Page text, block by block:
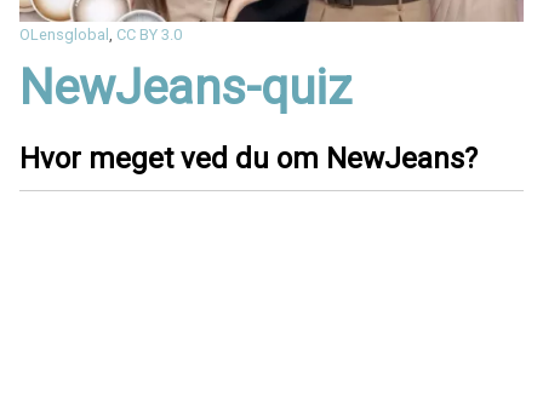
OLensglobal , CC BY 3.0
NewJeans-quiz
Hvor meget ved du om NewJeans?